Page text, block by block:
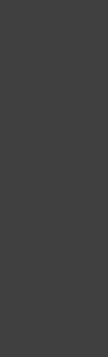
Wir zeigen Ihnen,
und Türen – nicht nur
können.